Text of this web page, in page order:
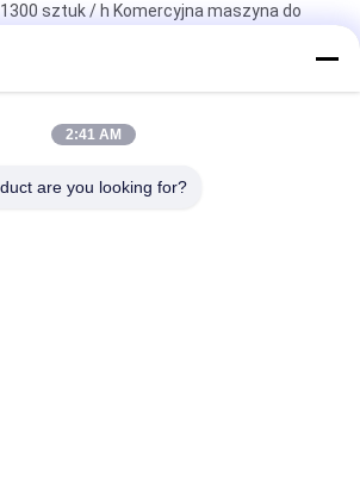
sztuk / h Komercyjna maszyna do
Supermarket Handlowa maszyna do
naleśników Scallion Lacha Paratha 3000
2:41 AM
are you looking for?